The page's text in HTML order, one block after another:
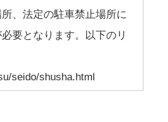
、法定の駐車禁止場所に
要となります。以下のリ
seido/shusha.html